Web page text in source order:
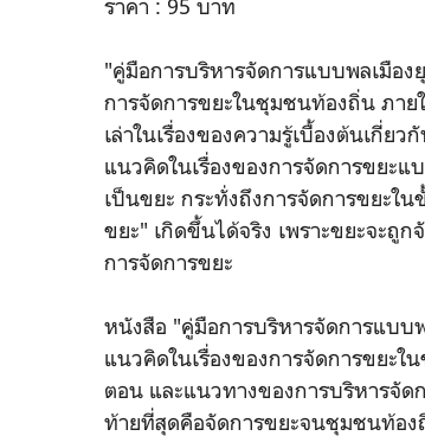
ราคา : 95 บาท
"คู่มือการบริหารจัดการแบบพลเมือ
การจัดการขยะในชุมชนท้องถิ่น ภา
เล่าในเรื่องของความรู้เบื้องต้นเกี่ย
แนวคิดในเรื่องของการจัดการขยะ
เป็นขยะ กระทั่งถึงการจัดการขยะ
ขยะ" เกิดขึ้นได้จริง เพราะขยะจะถู
การจัดการขยะ
หนังสือ "คู่มือการบริหารจัดการแบบ
แนวคิดในเรื่องของการจัดการขยะ
ตอน และแนวทางของการบริหารจัด
ท้ายที่สุดคือจัดการขยะจนชุมชนท้อ